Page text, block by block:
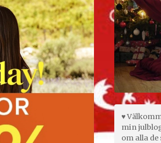
♥
min
om alla